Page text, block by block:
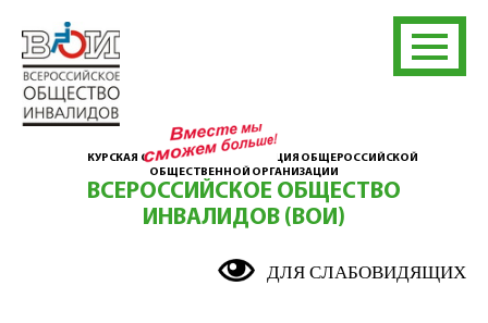
КУРСКАЯ ОБЛАСТНАЯ ОРГАНИЗАЦИЯ ОБЩЕРОССИЙСКОЙ
ОБЩЕСТВЕННОЙ ОРГАНИЗАЦИИ
ВСЕРОССИЙСКОЕ ОБЩЕСТВО
ИНВАЛИДОВ (ВОИ)
ДЛЯ СЛАБОВИДЯЩИХ